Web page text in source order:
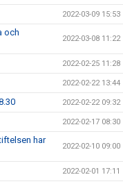
2022-03-09 15:53
och
2022-03-08 11:22
2022-02-25 11:28
2022-02-22 13:44
2022-02-22 09:32
2022-02-17 08:30
har
2022-02-10 09:00
2022-02-01 17:11